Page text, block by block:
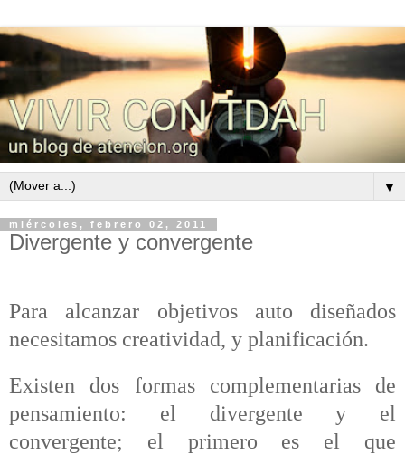
▼
miércoles, febrero 02, 2011
Divergente y convergente
Para alcanzar objetivos auto diseñados
necesitamos creatividad, y planificación.
Existen dos formas complementarias de
pensamiento: el divergente y el
convergente; el primero es el que